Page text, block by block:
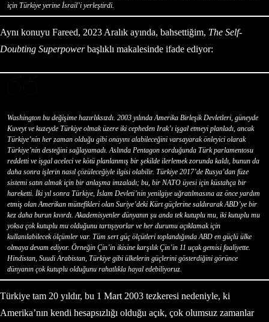
için Türkiye yerine İsrail’i yerleştirdi.
Aynı konuyu Fareed, 2023 Aralık ayında, bahsettiğim, The Self-
Doubting Superpowerbaşlıklı makalesinde ifade ediyor:
Washington bu değişime hazırlıksızdı. 2003 yılında Amerika Birleşik Devletleri, güneyde
Kuveyt ve kuzeyde Türkiye olmak üzere iki cepheden Irak’ı işgal etmeyi planladı, ancak
Türkiye’nin her zaman olduğu gibi onayını alabileceğini varsayarak önleyici olarak
Türkiye’nin desteğini sağlayamadı. Aslında Pentagon sorduğunda Türk parlamentosu
reddetti ve işgal aceleci ve kötü planlanmış bir şekilde ilerlemek zorunda kaldı, bunun da
daha sonra işlerin nasıl çözüleceğiyle ilgisi olabilir. Türkiye 2017’de Rusya’dan füze
sistemi satın almak için bir anlaşma imzaladı; bu, bir NATO üyesi için küstahça bir
hareketti. İki yıl sonra Türkiye, İslam Devleti’nin yenilgiye uğratılmasına az önce yardım
etmiş olan Amerikan müttefikleri olan Suriye’deki Kürt güçlerine saldırarak ABD’ye bir
kez daha burun kıvırdı. Akademisyenler dünyanın şu anda tek kutuplu mu, iki kutuplu mu
yoksa çok kutuplu mu olduğunu tartışıyorlar ve her durumu açıklamak için
kullanılabilecek ölçümler var. Tüm sert güç ölçütleri toplandığında ABD en güçlü ülke
olmaya devam ediyor. Örneğin Çin’in ikisine karşılık Çin’in 11 uçak gemisi faaliyette.
Hindistan, Suudi Arabistan, Türkiye gibi ülkelerin güçlerini gösterdiğini görünce
dünyanın çok kutuplu olduğunu rahatlıkla hayal edebiliyoruz.
Türkiye tam 20 yıldır, bu 1 Mart 2003 tezkeresi nedeniyle, ki
Amerika’nın kendi hesapsızlığı olduğu açık, çok olumsuz zamanlar